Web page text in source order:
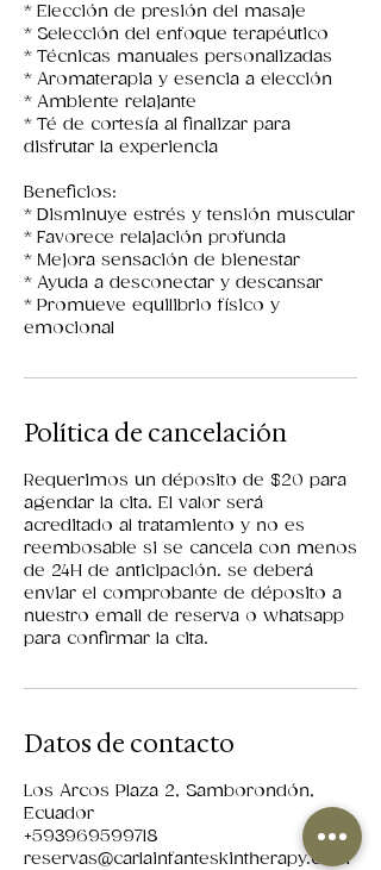
* Elección de presión del masaje
* Selección del enfoque terapéutico
* Técnicas manuales personalizadas
* Aromaterapia y esencia a elección
* Ambiente relajante
* Té de cortesía al finalizar para
disfrutar la experiencia
Beneficios:
* Disminuye estrés y tensión muscular
* Favorece relajación profunda
* Mejora sensación de bienestar
* Ayuda a desconectar y descansar
* Promueve equilibrio físico y
emocional
Política de cancelación
Requerimos un déposito de $20 para
agendar la cita. El valor será
acreditado al tratamiento y no es
reembosable si se cancela con menos
de 24H de anticipación. se deberá
enviar el comprobante de déposito a
nuestro email de reserva o whatsapp
para confirmar la cita.
Datos de contacto
Los Arcos Plaza 2, Samborondón,
Ecuador
+593969599718
reservas@carlainfanteskintherapy.com